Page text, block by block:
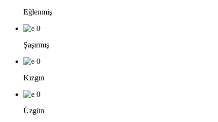
Eğlenmiş
0
Şaşırmış
0
Kızgın
0
Üzgün